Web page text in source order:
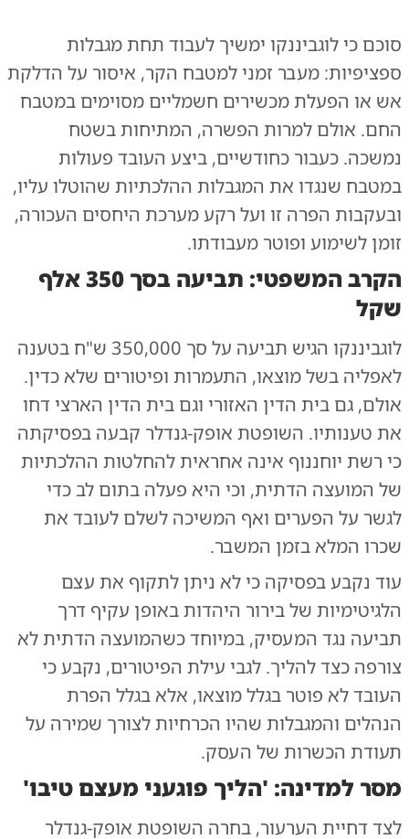
סוכם כי לוגביננקו ימשיך לעבוד תחת מגבלות
ספציפיות: מעבר זמני למטבח הקר, איסור על הדלקת
אש או הפעלת מכשירים חשמליים מסוימים במטבח
החם. אולם למרות הפשרה, המתיחות בשטח
נמשכה. כעבור כחודשיים, ביצע העובד פעולות
במטבח שנגדו את המגבלות ההלכתיות שהוטלו עליו,
ובעקבות הפרה זו ועל רקע מערכת היחסים העכורה,
זומן לשימוע ופוטר מעבודתו.
הקרב המשפטי: תביעה בסך 350 אלף
שקל
לוגביננקו הגיש תביעה על סך 350,000 ש"ח בטענה
לאפליה בשל מוצאו, התעמרות ופיטורים שלא כדין.
אולם, גם בית הדין האזורי וגם בית הדין הארצי דחו
את טענותיו. השופטת אופק-גנדלר קבעה בפסיקתה
כי רשת יוחננוף אינה אחראית להחלטות ההלכתיות
של המועצה הדתית, וכי היא פעלה בתום לב כדי
לגשר על הפערים ואף המשיכה לשלם לעובד את
שכרו המלא בזמן המשבר.
עוד נקבע בפסיקה כי לא ניתן לתקוף את עצם
הלגיטימיות של בירור היהדות באופן עקיף דרך
תביעה נגד המעסיק, במיוחד כשהמועצה הדתית לא
צורפה כצד להליך. לגבי עילת הפיטורים, נקבע כי
העובד לא פוטר בגלל מוצאו, אלא בגלל הפרת
הנהלים והמגבלות שהיו הכרחיות לצורך שמירה על
תעודת הכשרות של העסק.
מסר למדינה: 'הליך פוגעני מעצם טיבו'
לצד דחיית הערעור, בחרה השופטת אופק-גנדלר